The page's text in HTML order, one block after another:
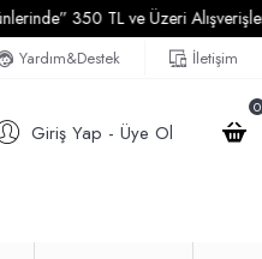
350 TL ve Üzeri Alışverişlerinizde
Yardım&Destek İletişim
Giriş Yap - Üye Ol
0